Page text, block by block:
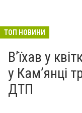
ТОП НОВИНИ
Вʼїхав у
у Камʼянці
ДТП